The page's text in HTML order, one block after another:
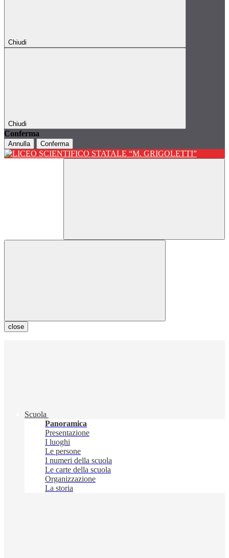
Chiudi
Chiudi
Conferma
Annulla Conferma
close
Scuola
Panoramica
Presentazione
I luoghi
Le persone
I numeri della scuola
Le carte della scuola
Organizzazione
La storia